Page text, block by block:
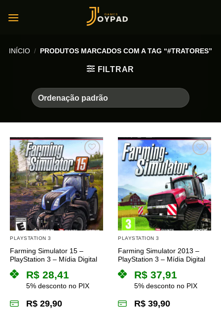
INÍCIO / PRODUTOS MARCADOS COM A TAG “#TRATORES”
FILTRAR
PLAYSTATION 3
Farming Simulator 15 –
PlayStation 3 – Mídia Digital
R$ 28,41
5% desconto no PIX
R$ 29,90
PLAYSTATION 3
Farming Simulator 2013 –
PlayStation 3 – Mídia Digital
R$ 37,91
5% desconto no PIX
R$ 39,90